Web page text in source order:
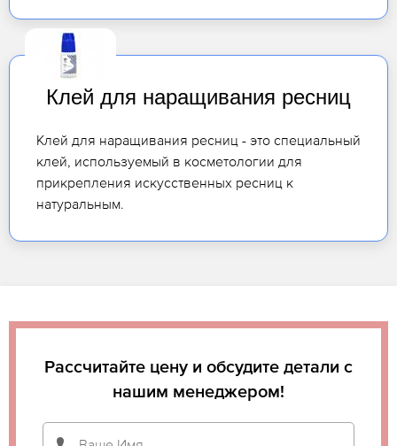
Клей для наращивания ресниц
Клей для наращивания ресниц - это специальный
клей, используемый в косметологии для
прикрепления искусственных ресниц к
натуральным.
Рассчитайте цену и обсудите детали с
нашим менеджером!